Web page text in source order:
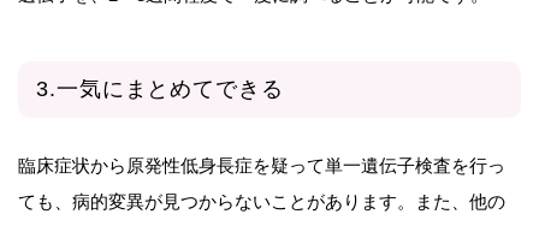
3.一気にまとめてできる
臨床症状から原発性低身長症を疑って単一遺伝子検査を行っ
ても、病的変異が見つからないことがあります。また、他の